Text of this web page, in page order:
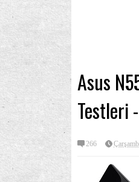
Asus
Testleri
266